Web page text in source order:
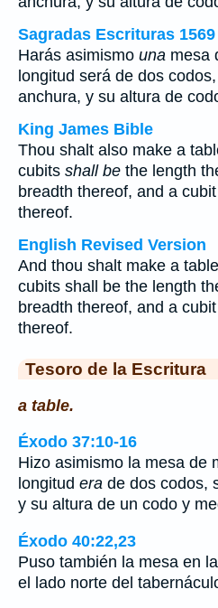
Sagradas Escrituras 1569
Harás asimismo una mesa
longitud será de dos
anchura, y su altura de
King James Bible
Thou shalt also make a
cubits shall be the length
breadth thereof, and a
thereof.
English Revised Version
And thou shalt make a
cubits shall be the length
breadth thereof, and a
thereof.
Tesoro de la Escritura
a table.
Éxodo 37:10-16
Hizo asimismo la mesa de
longitud era de dos codos,
y su altura de un codo y
Éxodo 40:22,23
Puso también la mesa en
el lado norte del